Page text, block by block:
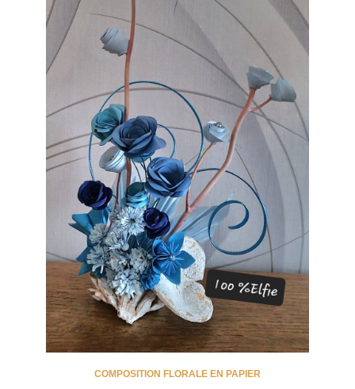
COMPOSITION FLORALE EN PAPIER